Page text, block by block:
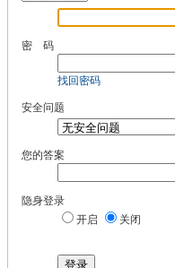
密 码
找回密码
安全问题
您的答案
隐身登录
开启
关闭
登录